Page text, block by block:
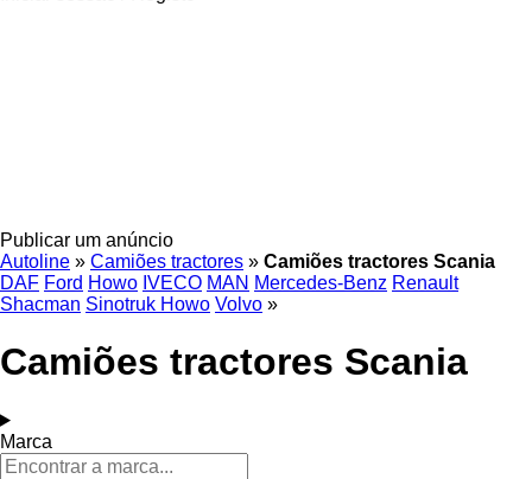
Publicar um anúncio
Autoline » Camiões tractores » Camiões tractores Scania
DAF Ford Howo IVECO MAN Mercedes-Benz Renault
Shacman Sinotruk Howo Volvo »
Camiões tractores Scania
Marca